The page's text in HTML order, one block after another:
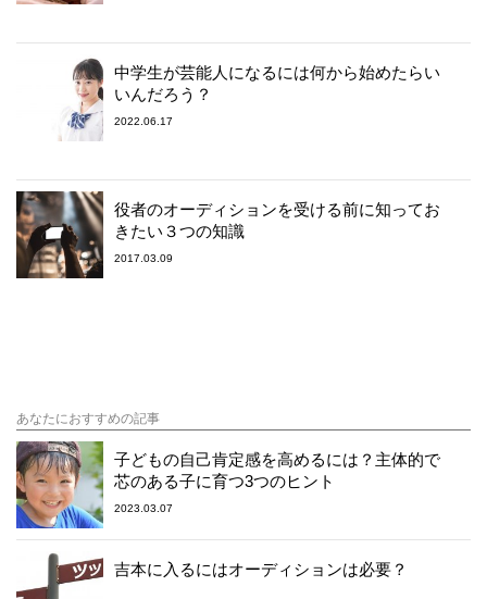
中学生が芸能人になるには何から始めたらい
いんだろう？
2022.06.17
役者のオーディションを受ける前に知ってお
きたい３つの知識
2017.03.09
あなたにおすすめの記事
子どもの自己肯定感を高めるには？主体的で
芯のある子に育つ3つのヒント
2023.03.07
吉本に入るにはオーディションは必要？